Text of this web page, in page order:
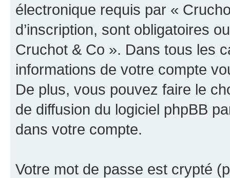
électronique requis par «
d’inscription, sont obligatoires
Cruchot & Co ». Dans tous les
informations de votre compte
De plus, vous pouvez faire le
de diffusion du logiciel phpBB
dans votre compte.
Votre mot de passe est crypté